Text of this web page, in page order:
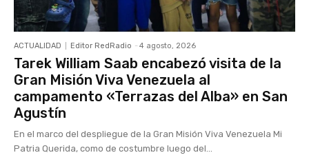
ACTUALIDAD Editor RedRadio - 4 agosto, 2026
Tarek William Saab encabezó visita de la
Gran Misión Viva Venezuela al
campamento «Terrazas del Alba» en San
Agustín
En el marco del despliegue de la Gran Misión Viva Venezuela Mi
Patria Querida, como de costumbre luego del...